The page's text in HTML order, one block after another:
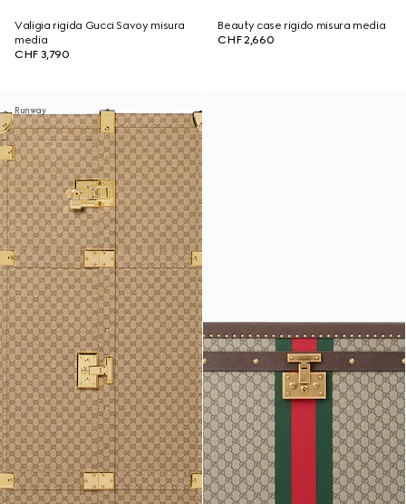
Valigia rigida Gucci Savoy misura
media
CHF 3,790
Beauty case rigido misura media
CHF 2,660
Runway